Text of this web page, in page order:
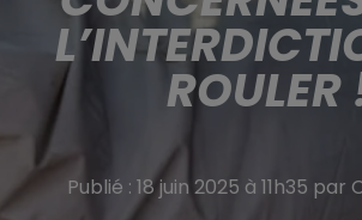
ROULER
Publié : 18 juin 2025 à 11h35